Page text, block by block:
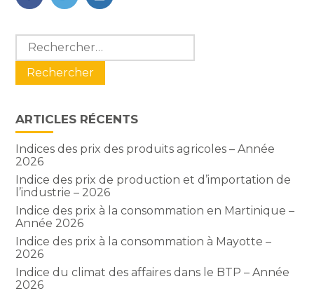
FaceBook
TwitterLinkedIn
Blog
sidebar
Rechercher :
ARTICLES RÉCENTS
Indices des prix des produits agricoles – Année
2026
Indice des prix de production et d’importation de
l’industrie – 2026
Indice des prix à la consommation en Martinique –
Année 2026
Indice des prix à la consommation à Mayotte –
2026
Indice du climat des affaires dans le BTP – Année
2026